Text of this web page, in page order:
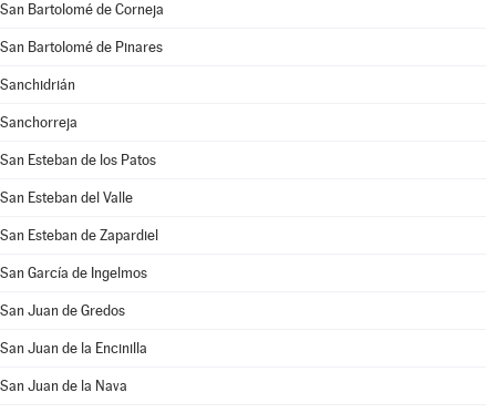
San Bartolomé de Corneja
San Bartolomé de Pinares
Sanchidrián
Sanchorreja
San Esteban de los Patos
San Esteban del Valle
San Esteban de Zapardiel
San García de Ingelmos
San Juan de Gredos
San Juan de la Encinilla
San Juan de la Nava